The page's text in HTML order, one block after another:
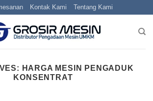
Kontak Kami Tentang Kami
HARGA MESIN PENGADUK
KONSENTRAT